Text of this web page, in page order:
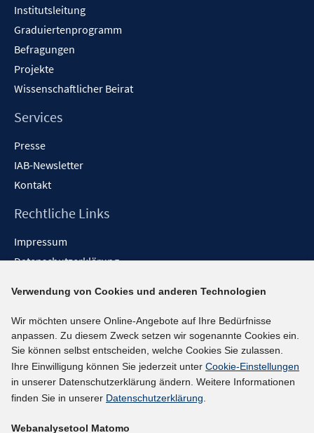
Institutsleitung
Graduiertenprogramm
Befragungen
Projekte
Wissenschaftlicher Beirat
Services
Presse
IAB-Newsletter
Kontakt
Rechtliche Links
Impressum
Datenschutzerklärung
Barrieren melden
Social-Media-Kanäle
BlueSky
YouTube
LinkedIn
Verwendung von Cookies und anderen Technologien
Wir möchten unsere Online-Angebote auf Ihre Bedürfnisse
anpassen. Zu diesem Zweck setzen wir sogenannte Cookies ein.
Sie können selbst entscheiden, welche Cookies Sie zulassen.
Ihre Einwilligung können Sie jederzeit unter Cookie-Einstellungen
in unserer Datenschutzerklärung ändern. Weitere Informationen
finden Sie in unserer Datenschutzerklärung.
Webanalysetool Matomo